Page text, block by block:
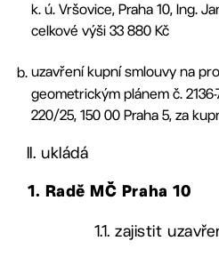
k. ú. Vršovice, Praha 10, Ing.
celkové výši 33 880 Kč
uzavření kupní smlouvy na
geometrickým plánem č.
220/25, 150 00 Praha 5, za
II. ukládá
1. Radě MČ Praha 10
1.1. zajistit